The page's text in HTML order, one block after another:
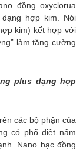
đồng oxyclorua
dạng hợp kim. Nói
kim) kết hợp với
làm tăng cường
plus dạng hợp
các bộ phận của
có phổ diệt nấm
Nano bạc đồng